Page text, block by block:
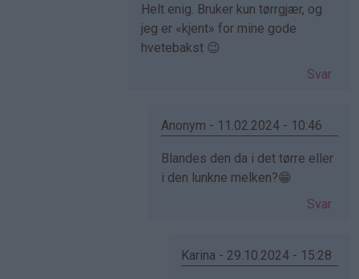
Som
svar
på
bekreftet)
Helt enig. Bruker kun tørrgjær, og
jeg er «kjent» for mine gode
hvetebakst 😉
Svar
Anonym - 11.02.2024 - 10:46
Som
svar
(ikke
Blandes den da i det tørre eller
i den lunkne melken?😁
Svar
Karina - 29.10.2024 - 15:28